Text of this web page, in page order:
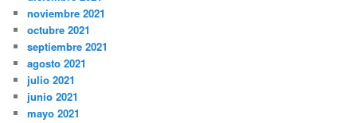
noviembre 2021
octubre 2021
septiembre 2021
agosto 2021
julio 2021
junio 2021
mayo 2021